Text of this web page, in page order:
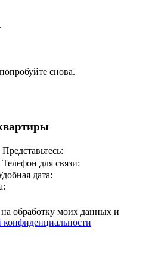
снова.
Представьтесь:
Телефон для связи:
дата:
обработку моих данных и